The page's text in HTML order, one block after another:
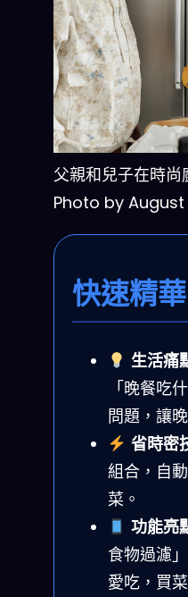
父親和兒子在時
Photo by August
快速精華
生活痛
「晚餐吃
問題，讓
省時密
組合，自
菜。
功能亮
食物過濾
愛吃，買